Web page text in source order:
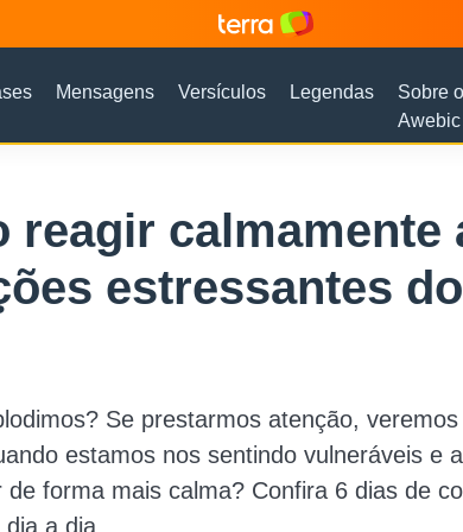
Mensagens Versículos Legendas
Sobre o
Awebic
reagir calmamente
estressantes
Se prestarmos atenção,
estamos nos sentindo vulneráveis e
de forma mais calma? Confira 6 dias de
a dia.